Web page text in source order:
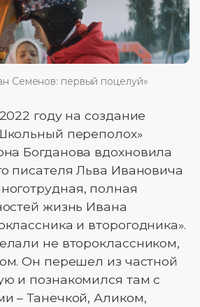
Семенов: первый поцелуй»
году на создание
переполох»
Богданова вдохновила
писателя Льва Ивановича
полная
жизнь Ивана
и второгодника».
не второклассником,
Он перешел из частной
и познакомился там с
– Танечкой, Аликом,